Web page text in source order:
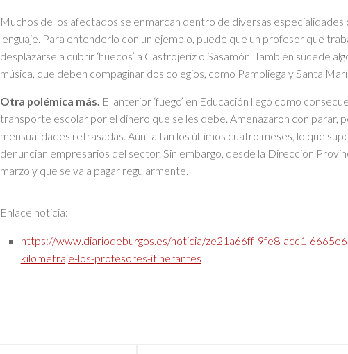
Muchos de los afectados se enmarcan dentro de diversas
lenguaje. Para entenderlo con un ejemplo, puede que un profesor que
desplazarse a cubrir ‘huecos’ a Castrojeriz o Sasamón. También sucede
música, que deben compaginar dos colegios, como Pampliega y Santa
Otra polémica más. El anterior ‘fuego’ en Educación llegó como
transporte escolar por el dinero que se les debe. Amenazaron con parar,
mensualidades retrasadas. Aún faltan los últimos cuatro meses, lo que
denuncian empresarios del sector. Sin embargo, desde la Dirección
marzo y que se va a pagar regularmente.
Enlace noticia:
https://www.diariodeburgos.es/noticia/ze21a66ff-9fe8-acc1-
kilometraje-los-profesores-itinerantes